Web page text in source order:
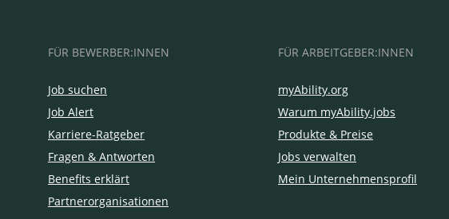
FÜR BEWERBER:INNEN
Job suchen
Job Alert
Karriere-Ratgeber
Fragen & Antworten
Benefits erklärt
Partnerorganisationen
FÜR ARBEITGEBER:INNEN
myAbility.org
Warum myAbility.jobs
Produkte & Preise
Jobs verwalten
Mein Unternehmensprofil